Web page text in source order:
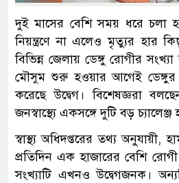
দুই মাসের বেশি সময় ধরে চলা
নিয়ন্ত্রণে না এলেও মৃত্যুর হার
বিভিন্ন জেলায় ডেঙ্গু রোগীর
মৌসুম শুরু হওয়ার আগেই ডেঙ্গুর
করেছে উদ্বেগ। বিশেষজ্ঞরা
জনস্বাস্থ্যে একসঙ্গে দুটি বড় চ্যালেঞ্জ
স্বাস্থ্য অধিদপ্তরের তথ্য অনুযায়ী,
প্রতিদিন এক হাজারের বেশি রোগী
সংখ্যাটি এখনও উদ্বেগজনক।